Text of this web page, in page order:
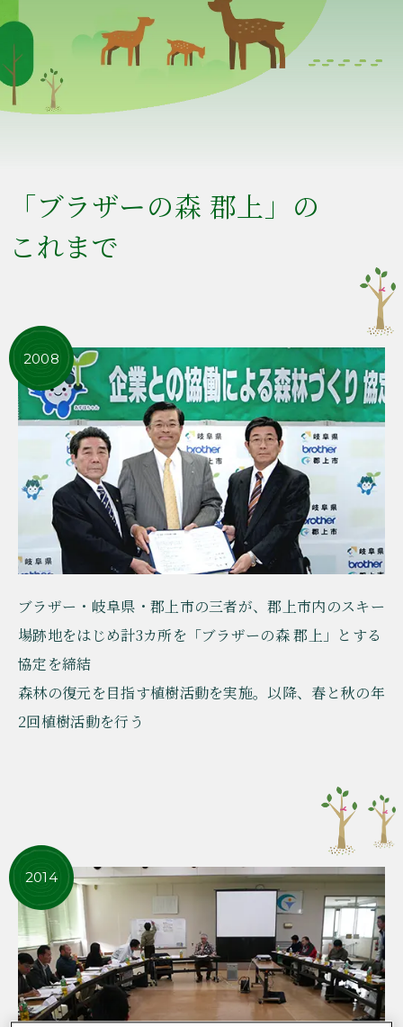
「ブラザーの森 郡上」の
これまで
2008
ブラザー・岐阜県・郡上市の三者が、郡上市内のスキー
場跡地をはじめ計3カ所を「ブラザーの森 郡上」とする
協定を締結
森林の復元を目指す植樹活動を実施。以降、春と秋の年
2回植樹活動を行う
2014